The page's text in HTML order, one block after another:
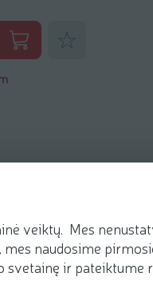
veiktų. Mes
naudosime
ir pateiktume